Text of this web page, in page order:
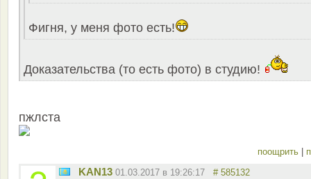
Фигня, у меня фото есть!
Доказательства (то есть фото) в студию!
пжлста
поощрить
KAN13 01.03.2017 в 19:26:17 # 585132